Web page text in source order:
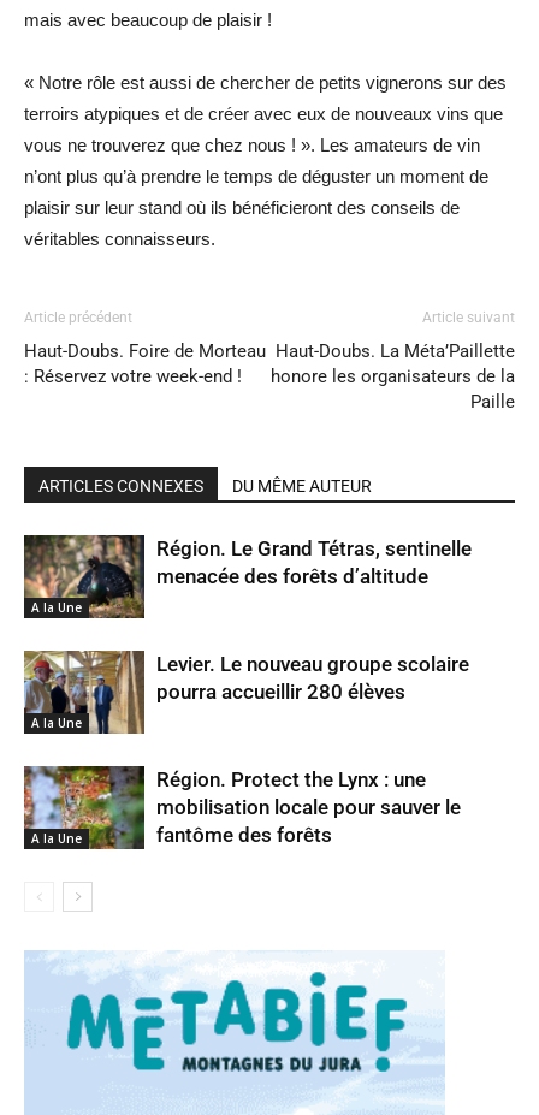
mais avec beaucoup de plaisir !
« Notre rôle est aussi de chercher de petits vignerons sur des
terroirs atypiques et de créer avec eux de nouveaux vins que
vous ne trouverez que chez nous ! ». Les amateurs de vin
n’ont plus qu’à prendre le temps de déguster un moment de
plaisir sur leur stand où ils bénéficieront des conseils de
véritables connaisseurs.
Article précédent
Haut-Doubs. Foire de Morteau
: Réservez votre week-end !
Article suivant
Haut-Doubs. La Méta’Paillette
honore les organisateurs de la
Paille
ARTICLES CONNEXES DU MÊME AUTEUR
A la Une
Région. Le Grand Tétras, sentinelle
menacée des forêts d’altitude
A la Une
Levier. Le nouveau groupe scolaire
pourra accueillir 280 élèves
A la Une
Région. Protect the Lynx : une
mobilisation locale pour sauver le
fantôme des forêts